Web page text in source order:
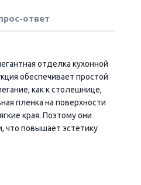
ответ
отделка кухонной
обеспечивает простой
как к столешнице,
пленка на поверхности
края. Поэтому они
что повышает эстетику